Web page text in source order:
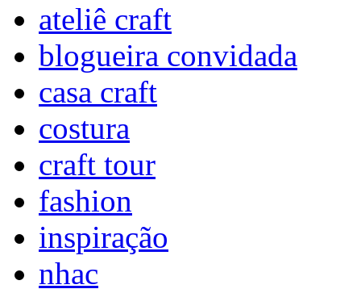
ateliê craft
blogueira convidada
casa craft
costura
craft tour
fashion
inspiração
nhac